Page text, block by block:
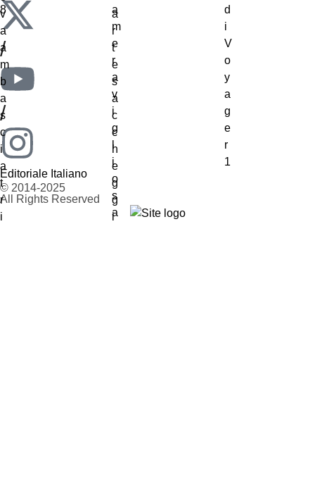
/
/
Editoriale Italiano
© 2014-2025
All Rights Reserved